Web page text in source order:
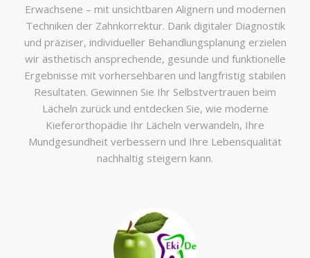
Erwachsene – mit unsichtbaren Alignern und modernen
Techniken der Zahnkorrektur. Dank digitaler Diagnostik
und präziser, individueller Behandlungsplanung erzielen
wir ästhetisch ansprechende, gesunde und funktionelle
Ergebnisse mit vorhersehbaren und langfristig stabilen
Resultaten. Gewinnen Sie Ihr Selbstvertrauen beim
Lächeln zurück und entdecken Sie, wie moderne
Kieferorthopädie Ihr Lächeln verwandeln, Ihre
Mundgesundheit verbessern und Ihre Lebensqualität
nachhaltig steigern kann.